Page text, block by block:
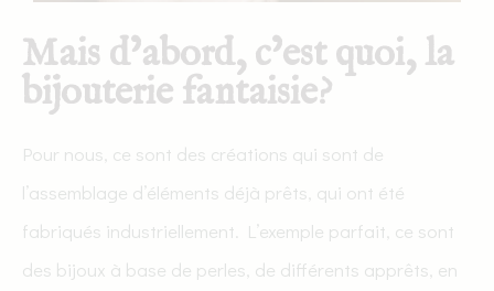
Mais d’abord, c’est quoi, la
bijouterie fantaisie?
Pour nous, ce sont des créations qui sont de
l’assemblage d’éléments déjà prêts, qui ont été
fabriqués industriellement. L’exemple parfait, ce sont
des bijoux à base de perles, de différents apprêts, en